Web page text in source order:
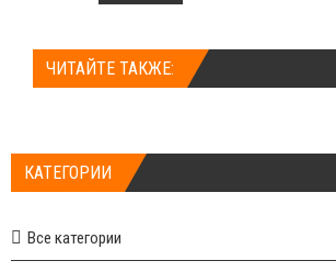
ЧИТАЙТЕ ТАКЖЕ:
КАТЕГОРИИ
Все категории